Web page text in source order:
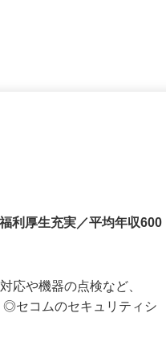
利厚生充実／平均年収600
対応や機器の点検など、
◎セコムのセキュリティシ